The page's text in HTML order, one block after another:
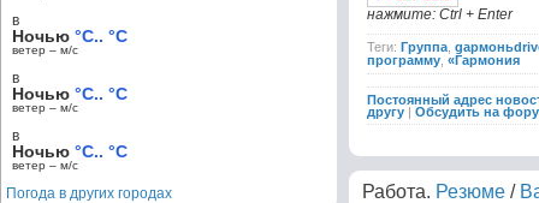
нажмите: Ctrl + Enter
Теги: Группа
программу «Гармония
Постоянный адрес
другу | Обсудить на
Работа. Резюме /
в
Ночью °C.. °C
ветер – м/c
в
Ночью °C.. °C
ветер – м/c
в
Ночью °C.. °C
ветер – м/c
Погода в других городах